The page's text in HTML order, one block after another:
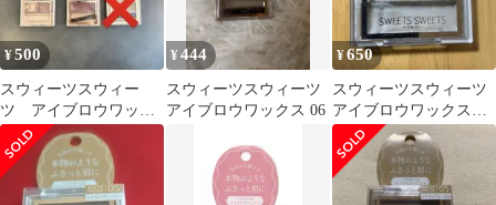
¥500
スウィーツスウィー
ツ アイブロウワック
ス 02/03/04/06 4点セ
ット
¥444
スウィーツスウィーツ
アイブロウワックス 06
¥650
スウィーツスウィーツ
アイブロウワックス
05